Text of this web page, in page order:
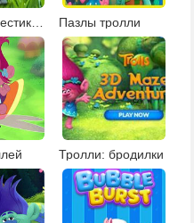
Тролли: крестики нолики Пазлы тролли
Тролли: бродилки